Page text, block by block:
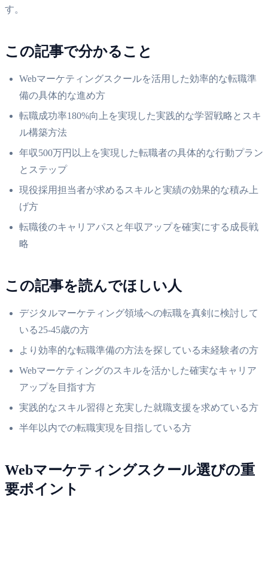
す。
この記事で分かること
Webマーケティングスクールを活用した効率的な転職準
備の具体的な進め方
転職成功率180%向上を実現した実践的な学習戦略とスキ
ル構築方法
年収500万円以上を実現した転職者の具体的な行動プラン
とステップ
現役採用担当者が求めるスキルと実績の効果的な積み上
げ方
転職後のキャリアパスと年収アップを確実にする成長戦
略
この記事を読んでほしい人
デジタルマーケティング領域への転職を真剣に検討して
いる25-45歳の方
より効率的な転職準備の方法を探している未経験者の方
Webマーケティングのスキルを活かした確実なキャリア
アップを目指す方
実践的なスキル習得と充実した就職支援を求めている方
半年以内での転職実現を目指している方
Webマーケティングスクール選びの重
要ポイント